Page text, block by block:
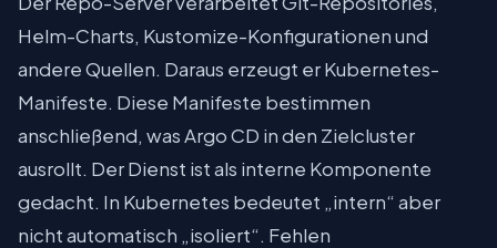
Helm-Charts, Kustomize-Konfigurationen und
andere Quellen. Daraus erzeugt er Kubernetes-
Manifeste. Diese Manifeste bestimmen
anschließend, was Argo CD in den Zielcluster
ausrollt. Der Dienst ist als interne Komponente
gedacht. In Kubernetes bedeutet „intern“ aber
nicht automatisch „isoliert“. Fehlen